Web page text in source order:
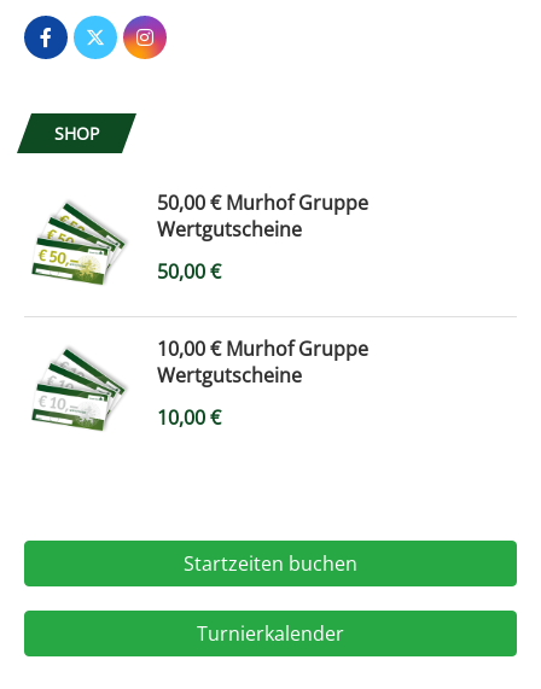
SHOP
50,00 € Murhof Gruppe
Wertgutscheine
50,00€
10,00 € Murhof Gruppe
Wertgutscheine
10,00€
Startzeiten buchen
Turnierkalender